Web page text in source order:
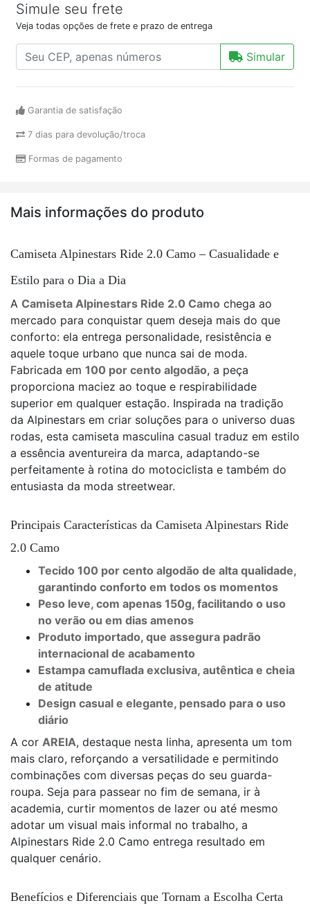
Simule seu frete
Veja todas opções de frete e prazo de entrega
Simular
Garantia de satisfação
7 dias para devolução/troca
Formas de pagamento
Mais informações do produto
Camiseta Alpinestars Ride 2.0 Camo – Casualidade e
Estilo para o Dia a Dia
A Camiseta Alpinestars Ride 2.0 Camo chega ao
mercado para conquistar quem deseja mais do que
conforto: ela entrega personalidade, resistência e
aquele toque urbano que nunca sai de moda.
Fabricada em 100 por cento algodão, a peça
proporciona maciez ao toque e respirabilidade
superior em qualquer estação. Inspirada na tradição
da Alpinestars em criar soluções para o universo duas
rodas, esta camiseta masculina casual traduz em estilo
a essência aventureira da marca, adaptando-se
perfeitamente à rotina do motociclista e também do
entusiasta da moda streetwear.
Principais Características da Camiseta Alpinestars Ride
2.0 Camo
Tecido 100 por cento algodão de alta qualidade,
garantindo conforto em todos os momentos
Peso leve, com apenas 150g, facilitando o uso
no verão ou em dias amenos
Produto importado, que assegura padrão
internacional de acabamento
Estampa camuflada exclusiva, autêntica e cheia
de atitude
Design casual e elegante, pensado para o uso
diário
A cor AREIA, destaque nesta linha, apresenta um tom
mais claro, reforçando a versatilidade e permitindo
combinações com diversas peças do seu guarda-
roupa. Seja para passear no fim de semana, ir à
academia, curtir momentos de lazer ou até mesmo
adotar um visual mais informal no trabalho, a
Alpinestars Ride 2.0 Camo entrega resultado em
qualquer cenário.
Benefícios e Diferenciais que Tornam a Escolha Certa